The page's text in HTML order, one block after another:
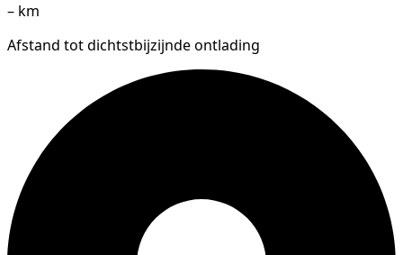
– km
Afstand tot dichtstbijzijnde ontlading